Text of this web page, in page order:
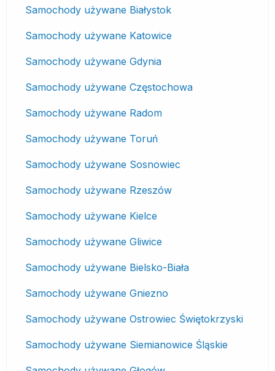
Samochody używane Białystok
Samochody używane Katowice
Samochody używane Gdynia
Samochody używane Częstochowa
Samochody używane Radom
Samochody używane Toruń
Samochody używane Sosnowiec
Samochody używane Rzeszów
Samochody używane Kielce
Samochody używane Gliwice
Samochody używane Bielsko-Biała
Samochody używane Gniezno
Samochody używane Ostrowiec Świętokrzyski
Samochody używane Siemianowice Śląskie